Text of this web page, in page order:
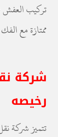
تركيب
ممتازة مع
شركة
رخيصه
تتميز شركة